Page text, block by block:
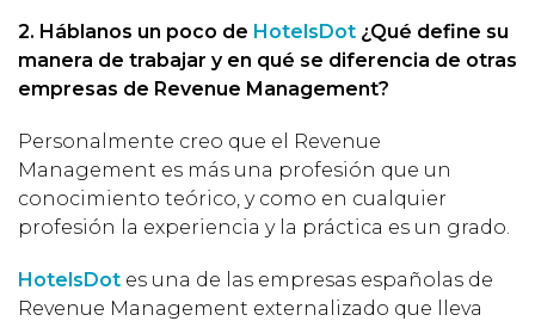
2. Háblanos un poco de HotelsDot ¿Qué define su
manera de trabajar y en qué se diferencia de otras
empresas de Revenue Management?
Personalmente creo que el Revenue
Management es más una profesión que un
conocimiento teórico, y como en cualquier
profesión la experiencia y la práctica es un grado.
HotelsDot es una de las empresas españolas de
Revenue Management externalizado que lleva